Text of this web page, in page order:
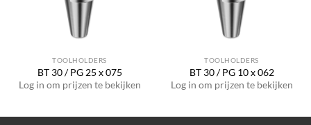
TOOLHOLDERS
BT 30 / PG 25 x 075
Log in om prijzen te bekijken
TOOLHOLDERS
BT 30 / PG 10 x 062
Log in om prijzen te bekijken